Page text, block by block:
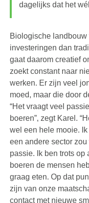
dagelijks dat het
Biologische
investeringen dan
gaat daarom creatief
zoekt constant naar
werken. Er zijn veel
moed, maar die door
“Het vraagt veel
boeren”, zegt Karel.
wel een hele mooie.
een andere sector
passie. Ik ben trots op
boeren de mensen
graag eten. Op dat
zijn van onze
contact met nieuwe